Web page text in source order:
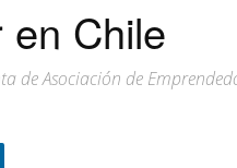
Chile
de Asociación de